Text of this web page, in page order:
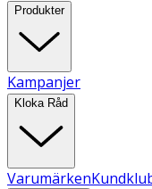
Produkter
Kampanjer
Kloka Råd
Varumärken